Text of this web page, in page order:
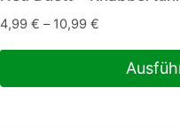
4,99 € – 10,99 €